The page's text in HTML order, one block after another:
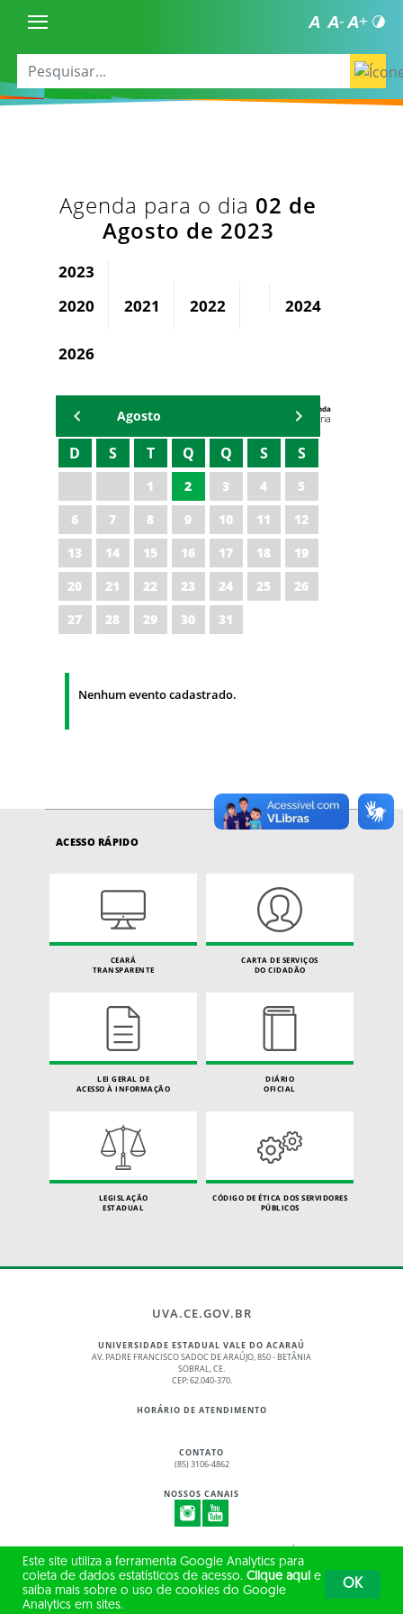
Agenda para o dia 02 de
Agosto de 2023
2023
2020
2021 2022 2024
2026
Agenda
Universitária
Agosto
D S T Q Q S S
1 2 3 4
5
6
7 8 9 10 11
12
13
14 15 16 17 18
19
20
21 22 23 24 25
26
27
28 29 30 31
Nenhum evento cadastrado.
ACESSO RÁPIDO
CEARÁ
TRANSPARENTE
CARTA DE SERVIÇOS
DO CIDADÃO
LEI GERAL DE
ACESSO À INFORMAÇÃO
DIÁRIO
OFICIAL
LEGISLAÇÃO
ESTADUAL
CÓDIGO DE ÉTICA DOS SERVIDORES
PÚBLICOS
UVA.CE.GOV.BR
UNIVERSIDADE ESTADUAL VALE DO ACARAÚ
AV. PADRE FRANCISCO SADOC DE ARAÚJO, 850 - BETÂNIA
SOBRAL, CE.
CEP: 62.040-370.
HORÁRIO DE ATENDIMENTO
CONTATO
(85) 3106-4862
NOSSOS CANAIS
© 2017 - 2026 – GOVERNO DO ESTADO DO CEARÁ
TODOS OS DIREITOS RESERVADOS
Este site utiliza a ferramenta Google Analytics para
coleta de dados estatísticos de acesso. Clique aqui e
saiba mais sobre o uso de cookies do Google
Analytics em sites.
OK